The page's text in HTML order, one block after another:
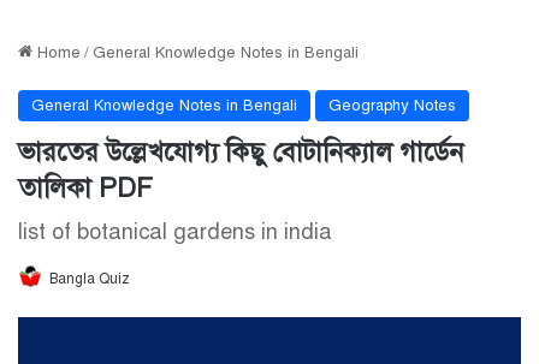
Home / General Knowledge Notes in Bengali
General Knowledge Notes in Bengali Geography Notes
ভারতের উল্লেখযোগ্য কিছু বোটানিক্যাল গার্ডেন
তালিকা PDF
list of botanical gardens in india
Bangla Quiz